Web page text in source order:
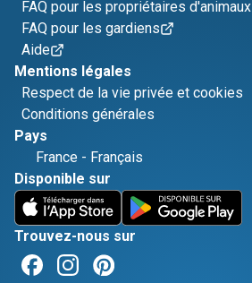
FAQ pour les propriétaires d'animaux
FAQ pour les gardiens
Aide
Mentions légales
Respect de la vie privée et cookies
Conditions générales
Pays
France - Français
Disponible sur
Trouvez-nous sur